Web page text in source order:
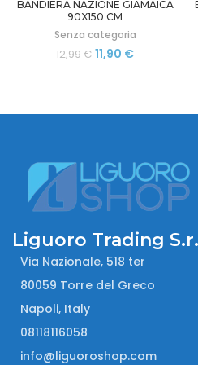
BANDIERA NAZIONE GIAMAICA
90X150 CM
Senza categoria
12,99€ Il
12,99 €.
11,90 €Il
11,90 €.
Liguoro Trading
Via Nazionale, 518 ter
80059 Torre del Greco
Napoli, Italy
08118116058
info@liguoroshop.com